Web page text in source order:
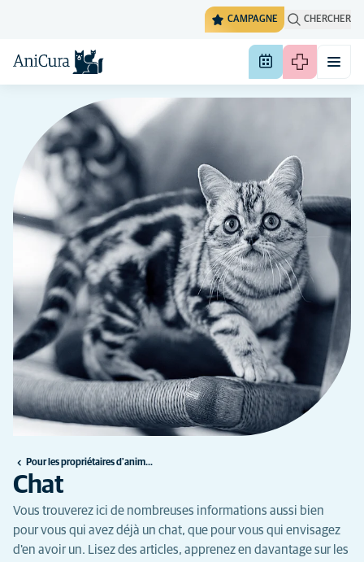
CAMPAGNE CHERCHER
Pour les propriétaires d'animaux
Chat
Vous trouverez ici de nombreuses informations aussi bien
pour vous qui avez déjà un chat, que pour vous qui envisagez
d'en avoir un. Lisez des articles, apprenez en davantage sur les